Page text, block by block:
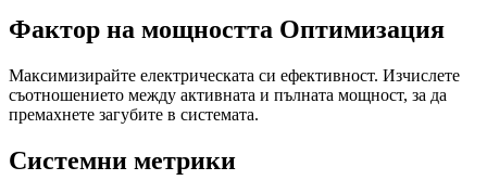
Фактор на мощността Оптимизация
Максимизирайте електрическата си ефективност. Изчислете
съотношението между активната и пълната мощност, за да
премахнете загубите в системата.
Системни метрики